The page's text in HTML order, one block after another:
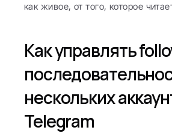
как живое, от того, которое
Как управлять
нескольких
Telegram